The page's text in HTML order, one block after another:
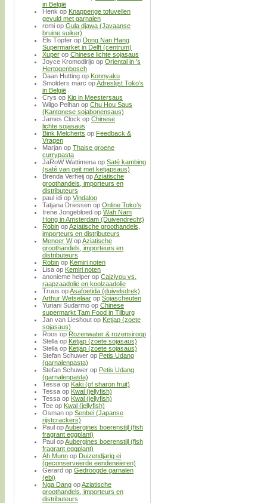
in België
Henk op Knapperige tofuvellen
gevuld met garnalen
remi op Gula djawa (Javaanse
bruine suiker)
Els Töpfer op Dong Nan Hang
Supermarket in Delft (centrum)
Xuper op Chinese lichte sojasaus
Joyce Kromodirijo op Oriental in ’s
Hertogenbosch
Daan Hutting op Konnyaku
Smolders marc opAdreslijst Toko’s
in België
Crys op Kip in Meestersaus
Wilgo Pelhan op Chu Hou Saus
(Kantonese sojabonensaus)
James Clock op Chinese
lichte sojasaus
Bink Melcherts op Feedback &
Vragen
Marjan op Thaise groene
currypasta
JaRoW Wattimena op Saté kambing
(saté van geit met ketjapsaus)
Brenda Verheij opAziatische
groothandels, importeurs en
distributeurs
paul idi op Vindaloo
Tatjana Driessen op Online Toko’s
Irene Jongebloed op Wah Nam
Hong in Amsterdam (Duivendrecht)
Robin opAziatische groothandels,
importeurs en distributeurs
Meneer WopAziatische
groothandels, importeurs en
distributeurs
Robin op Kemiri noten
Lisa op Kemiri noten
anonieme helper op Caiziyou vs.
raapzaadolie en koolzaadolie
Truus opAsafoetida (duivelsdrek)
Arthur Wetselaar op Sojascheuten
Yuriani Sudarmo op Chinese
supermarkt Tam Food in Tilburg
Jan van Lieshout op Ketjap (zoete
sojasaus)
Roos op Rozenwater & rozensiroop
Stella op Ketjap (zoete sojasaus)
Stella op Ketjap (zoete sojasaus)
Stefan Schuwer op Petis Udang
(garnalenpasta)
Stefan Schuwer op Petis Udang
(garnalenpasta)
Tessa op Kaki (of sharon fruit)
Tessa op Kwal (jellyfish)
Tessa op Kwal (jellyfish)
Tee op Kwal (jellyfish)
Osman op Senbei (Japanse
rijstcrackers)
Paul opAubergines boerenstijl (fish
fragrant eggplant)
Paul opAubergines boerenstijl (fish
fragrant eggplant)
Ah Munn op Duizendjarig ei
(geconserveerde eendeneieren)
Gerard op Gedroogde garnalen
(ebi)
Nga Dang opAziatische
groothandels, importeurs en
distributeurs